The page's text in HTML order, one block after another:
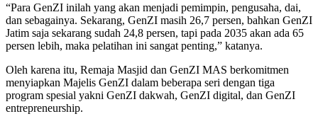
“Para GenZI inilah yang akan menjadi pemimpin, pengusaha, dai,
dan sebagainya. Sekarang, GenZI masih 26,7 persen, bahkan GenZI
Jatim saja sekarang sudah 24,8 persen, tapi pada 2035 akan ada 65
persen lebih, maka pelatihan ini sangat penting,” katanya.
Oleh karena itu, Remaja Masjid dan GenZI MAS berkomitmen
menyiapkan Majelis GenZI dalam beberapa seri dengan tiga
program spesial yakni GenZI dakwah, GenZI digital, dan GenZI
entrepreneurship.